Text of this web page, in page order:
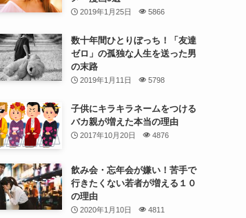
2019年1月25日 5866
数十年間ひとりぼっち！「友達
ゼロ」の孤独な人生を送った男
の末路
2019年1月11日 5798
子供にキラキラネームをつける
バカ親が増えた本当の理由
2017年10月20日 4876
飲み会・忘年会が嫌い！苦手で
行きたくない若者が増える１０
の理由
2020年1月10日 4811